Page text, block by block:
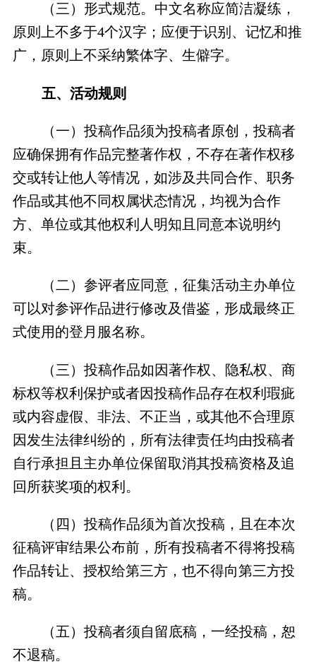
（三）形式规范。中文名称应简洁凝练，
原则上不多于4个汉字；应便于识别、记忆和推
广，原则上不采纳繁体字、生僻字。
五、活动规则
（一）投稿作品须为投稿者原创，投稿者
应确保拥有作品完整著作权，不存在著作权移
交或转让他人等情况，如涉及共同合作、职务
作品或其他不同权属状态情况，均视为合作
方、单位或其他权利人明知且同意本说明约
束。
（二）参评者应同意，征集活动主办单位
可以对参评作品进行修改及借鉴，形成最终正
式使用的登月服名称。
（三）投稿作品如因著作权、隐私权、商
标权等权利保护或者因投稿作品存在权利瑕疵
或内容虚假、非法、不正当，或其他不合理原
因发生法律纠纷的，所有法律责任均由投稿者
自行承担且主办单位保留取消其投稿资格及追
回所获奖项的权利。
（四）投稿作品须为首次投稿，且在本次
征稿评审结果公布前，所有投稿者不得将投稿
作品转让、授权给第三方，也不得向第三方投
稿。
（五）投稿者须自留底稿，一经投稿，恕
不退稿。